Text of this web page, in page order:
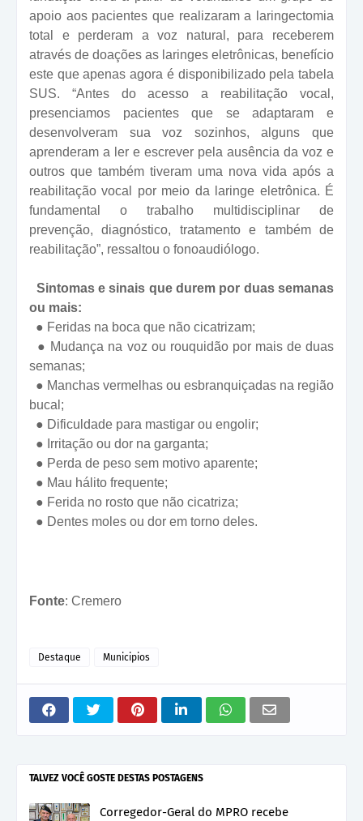
apoio aos pacientes que realizaram a laringectomia
total e perderam a voz natural, para receberem
através de doações as laringes eletrônicas, benefício
este que apenas agora é disponibilizado pela tabela
SUS. “Antes do acesso a reabilitação vocal,
presenciamos pacientes que se adaptaram e
desenvolveram sua voz sozinhos, alguns que
aprenderam a ler e escrever pela ausência da voz e
outros que também tiveram uma nova vida após a
reabilitação vocal por meio da laringe eletrônica. É
fundamental o trabalho multidisciplinar de
prevenção, diagnóstico, tratamento e também de
reabilitação”, ressaltou o fonoaudiólogo.
Sintomas e sinais que durem por duas semanas
ou mais:
● Feridas na boca que não cicatrizam;
● Mudança na voz ou rouquidão por mais de duas
semanas;
● Manchas vermelhas ou esbranquiçadas na região
bucal;
● Dificuldade para mastigar ou engolir;
● Irritação ou dor na garganta;
● Perda de peso sem motivo aparente;
● Mau hálito frequente;
● Ferida no rosto que não cicatriza;
● Dentes moles ou dor em torno deles.
Fonte: Cremero
Destaque Municipios
TALVEZ VOCÊ GOSTE DESTAS POSTAGENS
Corregedor-Geral do MPRO recebe